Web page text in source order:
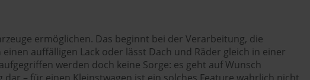
ermöglichen. Das beginnt bei der Verarbeitung, die
auffälligen Lack oder lässt Dach und Räder gleich in einer
werden doch keine Sorge: es geht auf Wunsch
– für einen Kleinstwagen ist ein solches Feature wahrlich nicht